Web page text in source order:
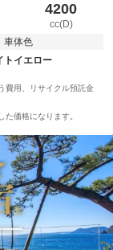
4200
cc(D)
車体色
トイエロー
費用、リサイクル預託金
価格になります。